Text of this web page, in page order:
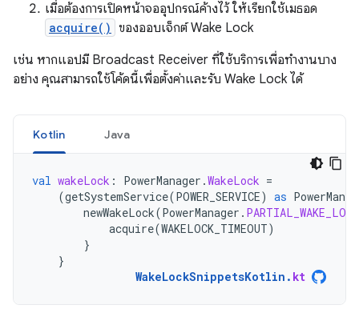
เมื่อต้องการเปิดหน้าจออุปกรณ์ค้างไว้ ให้เรียกใช้เมธอด
acquire() ของออบเจ็กต์ Wake Lock
เช่น หากแอปมี Broadcast Receiver ที่ใช้บริการเพื่อทำงานบาง
อย่าง คุณสามารถใช้โค้ดนี้เพื่อตั้งค่าและรับ Wake Lock ได้
Kotlin Java
val wakeLock : PowerManager .WakeLock =
(getSystemService(POWER_SERVICE) as
newWakeLock(PowerManager . PARTIAL_WAKE_LOCK
acquire(WAKELOCK_TIMEOUT)
}
}
WakeLockSnippetsKotlin . kt